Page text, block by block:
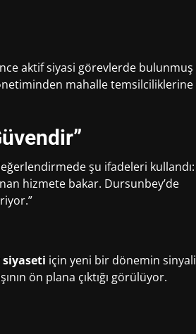
aktif siyasi görevlerde bulunmuş
mahalle temsilciliklerine
şu ifadeleri kullandı:
hizmete bakar. Dursunbey’de
için yeni bir dönemin sinyali
ön plana çıktığı görülüyor.